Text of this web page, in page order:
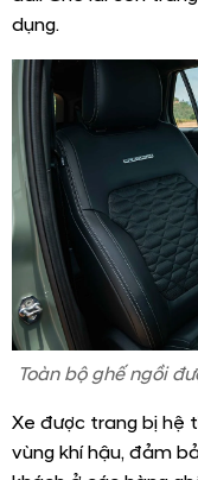
Hỗ trợ kết nối
Toàn bộ ghế ngồi
Thiết kế ghế hoàn
được tinh chỉnh
cho người ngồi, đặc
dài. Ghế lái còn
dụng.